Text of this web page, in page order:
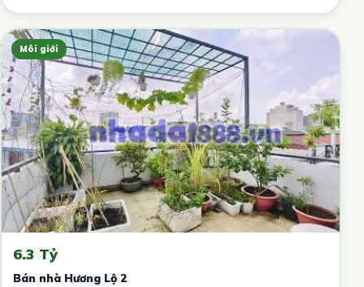
Môi giới
6.3 Tỷ
Bán nhà Hương Lộ 2